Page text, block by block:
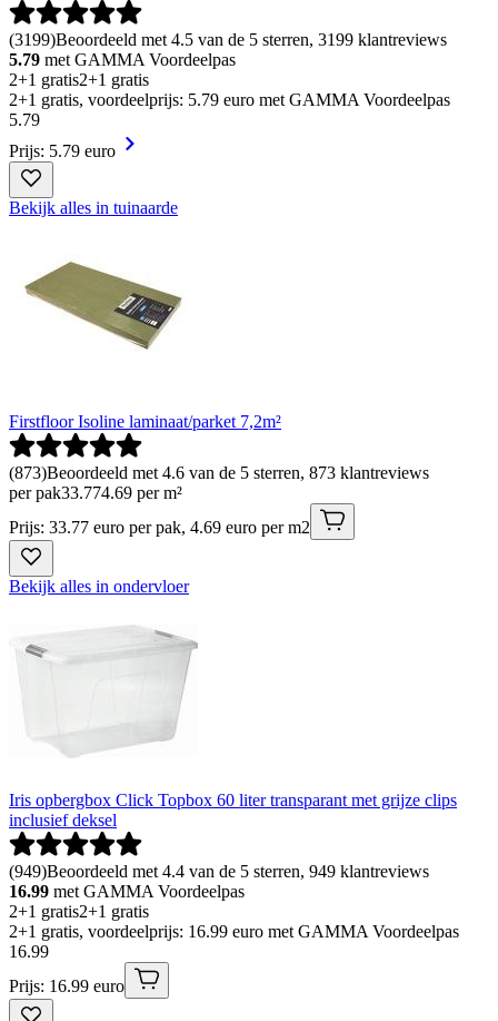
(3199)Beoordeeld met 4.5 van de 5 sterren, 3199 klantreviews
5.79 met GAMMA Voordeelpas
2+1 gratis2+1 gratis
2+1 gratis, voordeelprijs: 5.79 euro met GAMMA Voordeelpas
5.79
Prijs: 5.79 euro
Bekijk alles in tuinaarde
Firstfloor Isoline laminaat/parket 7,2m²
(873)Beoordeeld met 4.6 van de 5 sterren, 873 klantreviews
per pak33.774.69 per m²
Prijs: 33.77 euro per pak, 4.69 euro per m2
Bekijk alles in ondervloer
Iris opbergbox Click Topbox 60 liter transparant met grijze clips
inclusief deksel
(949)Beoordeeld met 4.4 van de 5 sterren, 949 klantreviews
16.99 met GAMMA Voordeelpas
2+1 gratis2+1 gratis
2+1 gratis, voordeelprijs: 16.99 euro met GAMMA Voordeelpas
16.99
Prijs: 16.99 euro